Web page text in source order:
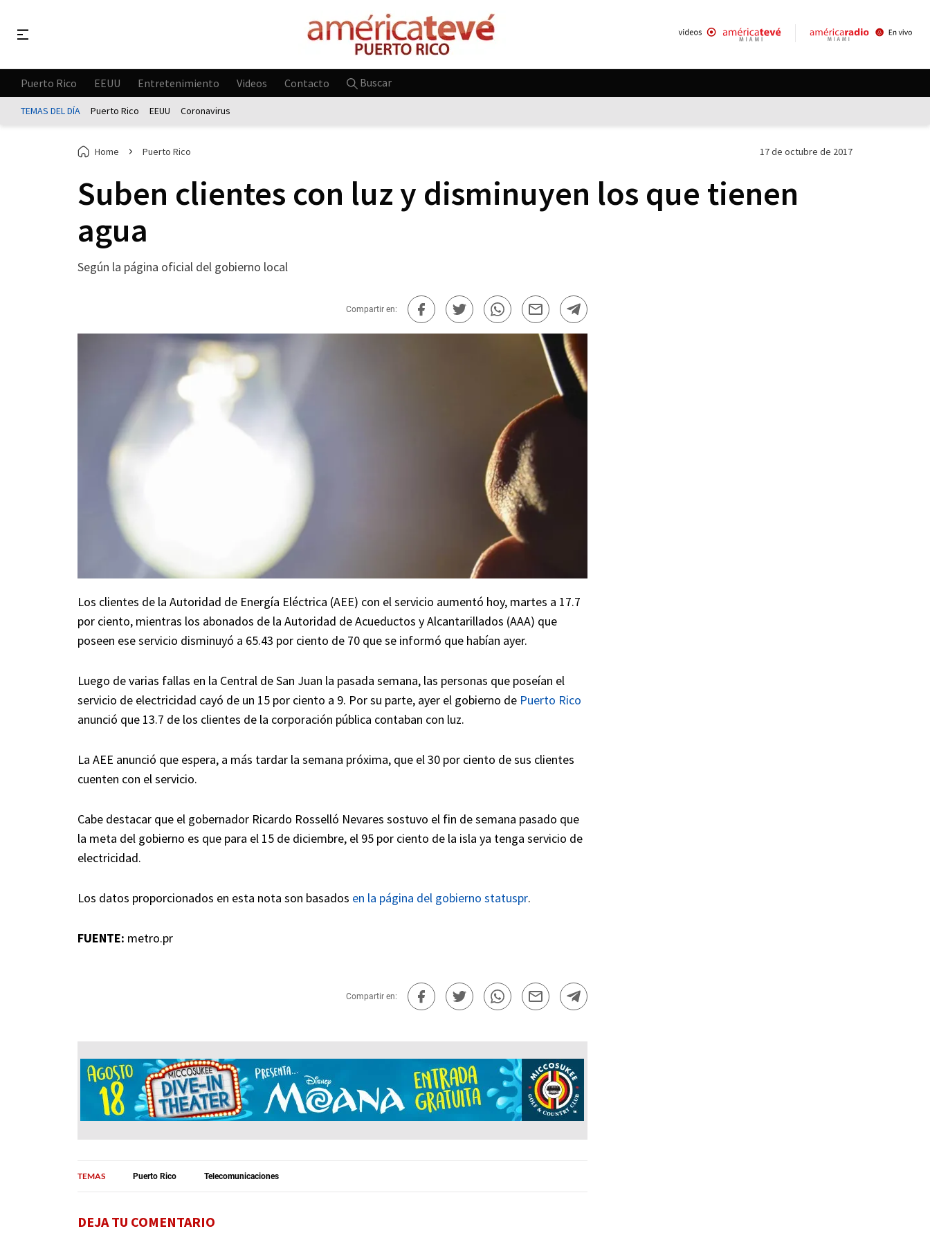
Puerto Rico EEUU Entretenimiento Videos Contacto Buscar
TEMAS DEL DÍA Puerto Rico EEUU Coronavirus
Home Puerto Rico 17 de octubre de 2017
Suben clientes con luz y disminuyen los que tienen
agua
Según la página oficial del gobierno local
Compartir en:
Los clientes de la Autoridad de Energía Eléctrica (AEE) con el servicio aumentó hoy, martes a 17.7
por ciento, mientras los abonados de la Autoridad de Acueductos y Alcantarillados (AAA) que
poseen ese servicio disminuyó a 65.43 por ciento de 70 que se informó que habían ayer.
Luego de varias fallas en la Central de San Juan la pasada semana, las personas que poseían el
servicio de electricidad cayó de un 15 por ciento a 9. Por su parte, ayer el gobierno de Puerto Rico
anunció que 13.7 de los clientes de la corporación pública contaban con luz.
La AEE anunció que espera, a más tardar la semana próxima, que el 30 por ciento de sus clientes
cuenten con el servicio.
Cabe destacar que el gobernador Ricardo Rosselló Nevares sostuvo el fin de semana pasado que
la meta del gobierno es que para el 15 de diciembre, el 95 por ciento de la isla ya tenga servicio de
electricidad.
Los datos proporcionados en esta nota son basados en la página del gobierno statuspr.
FUENTE: metro.pr
Compartir en:
TEMAS Puerto Rico Telecomunicaciones
DEJA TU COMENTARIO